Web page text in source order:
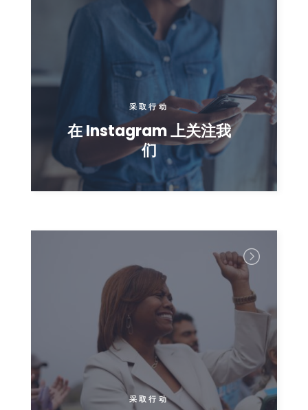
采取行动
在 Instagram 上关注我
们
采取行动